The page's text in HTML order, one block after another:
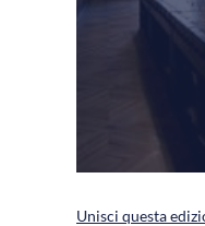
Unisci questa